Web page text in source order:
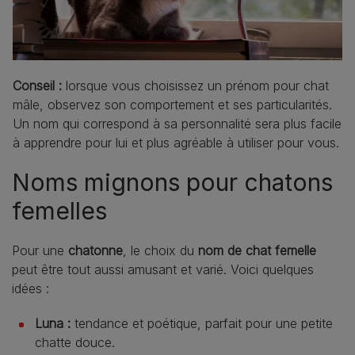
Conseil : lorsque vous choisissez un prénom pour chat
mâle, observez son comportement et ses particularités.
Un nom qui correspond à sa personnalité sera plus facile
à apprendre pour lui et plus agréable à utiliser pour vous.
Noms mignons pour chatons
femelles
Pour une chatonne , le choix du nom de chat femelle
peut être tout aussi amusant et varié. Voici quelques
idées :
Luna : tendance et poétique, parfait pour une petite
chatte douce.